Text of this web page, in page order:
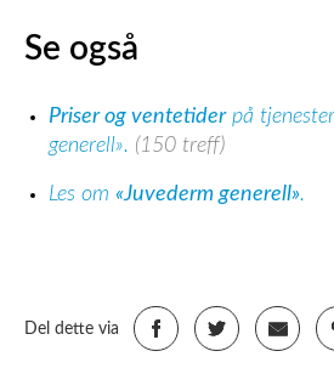
Se også
Priser og ventetiderpå
generell». (150 treff)
Les om «Juvederm generell».
Del dette via